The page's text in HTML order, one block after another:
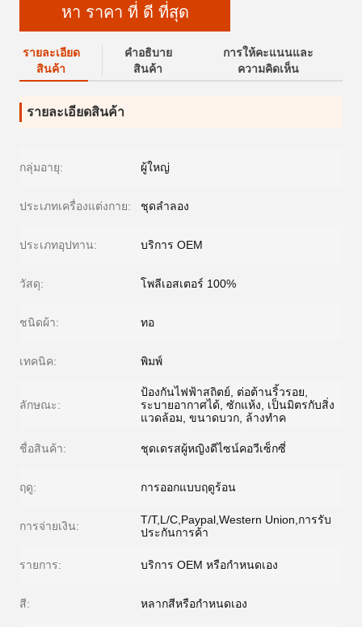
หา ราคา ที่ ดี ที่สุด
รายละเอียด
สินค้า
คําอธิบาย
สินค้า
การให้คะแนนและ
ความคิดเห็น
รายละเอียดสินค้า
กลุ่มอายุ: ผู้ใหญ่
ประเภทเครื่องแต่งกาย: ชุดลำลอง
ประเภทอุปทาน: บริการ OEM
วัสดุ: โพลีเอสเตอร์ 100%
ชนิดผ้า: ทอ
เทคนิค: พิมพ์
ลักษณะ:
ป้องกันไฟฟ้าสถิตย์, ต่อต้านริ้วรอย,
ระบายอากาศได้, ซักแห้ง, เป็นมิตรกับสิ่ง
แวดล้อม, ขนาดบวก, ล้างทำค
ชื่อสินค้า: ชุดเดรสผู้หญิงดีไซน์คอวีเซ็กซี่
ฤดู: การออกแบบฤดูร้อน
การจ่ายเงิน:
T/T,L/C,Paypal,Western Union,การรับ
ประกันการค้า
รายการ: บริการ OEM หรือกำหนดเอง
สี: หลากสีหรือกำหนดเอง